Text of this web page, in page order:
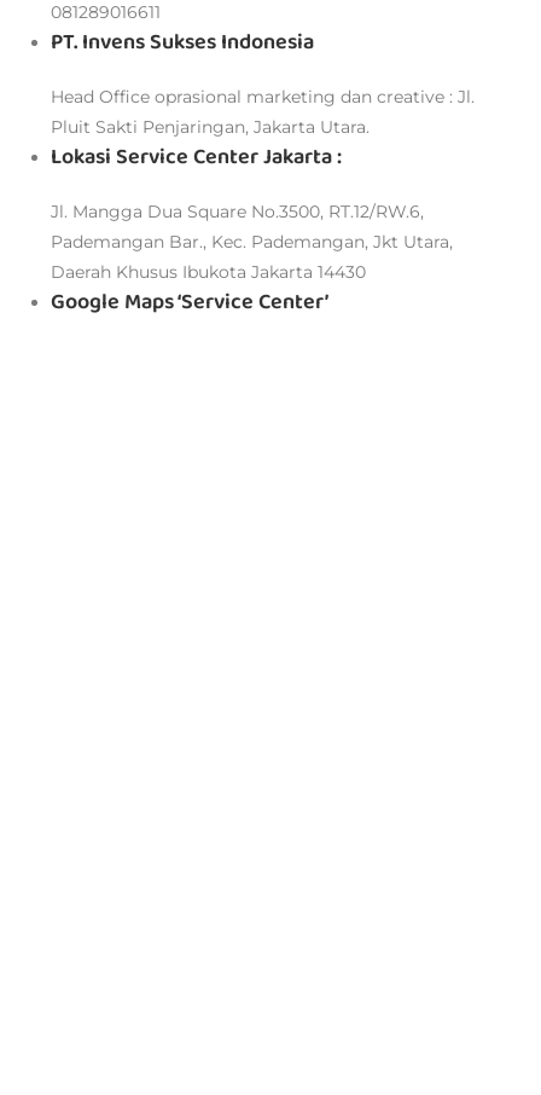
081289016611
PT. Invens Sukses Indonesia
Head Office oprasional marketing dan creative : Jl.
Pluit Sakti Penjaringan, Jakarta Utara.
Lokasi Service Center Jakarta :
Jl. Mangga Dua Square No.3500, RT.12/RW.6,
Pademangan Bar., Kec. Pademangan, Jkt Utara,
Daerah Khusus Ibukota Jakarta 14430
Google Maps ‘Service Center’